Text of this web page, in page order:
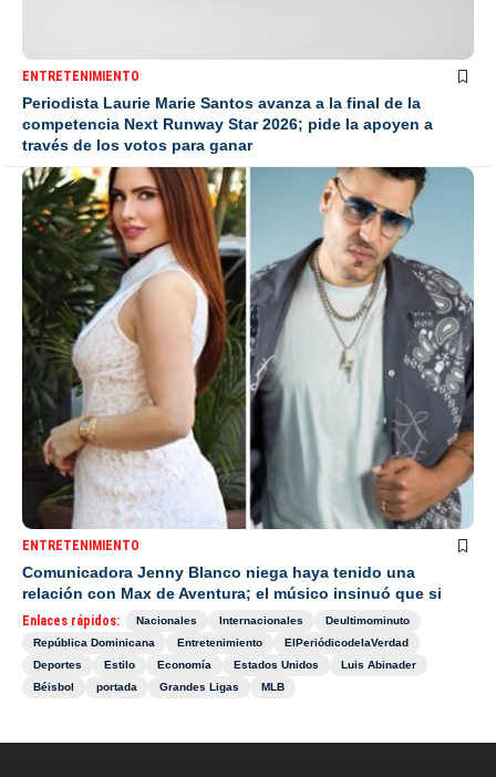
ENTRETENIMIENTO
Periodista Laurie Marie Santos avanza a la final de la
competencia Next Runway Star 2026; pide la apoyen a
través de los votos para ganar
ENTRETENIMIENTO
Comunicadora Jenny Blanco niega haya tenido una
relación con Max de Aventura; el músico insinuó que si
Enlaces rápidos: Nacionales Internacionales
Deultimominuto
República Dominicana
Entretenimiento
ElPeriódicodelaVerdad
Deportes
Estilo Economía Estados Unidos
Luis Abinader
Béisbol
portada Grandes Ligas MLB